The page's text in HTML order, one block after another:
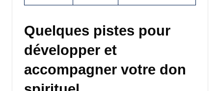
Quelques pistes pour
développer et
accompagner votre don